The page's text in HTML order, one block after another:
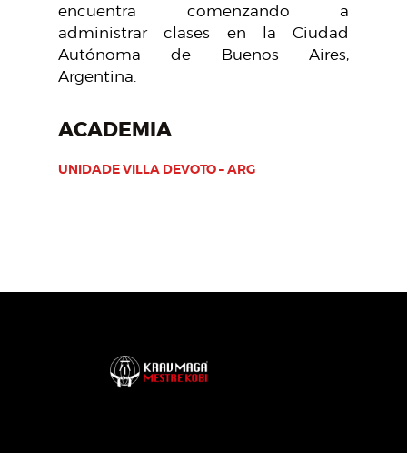
encuentra comenzando a
administrar clases en la Ciudad
Autónoma de Buenos Aires,
Argentina.
ACADEMIA
UNIDADE VILLA DEVOTO – ARG